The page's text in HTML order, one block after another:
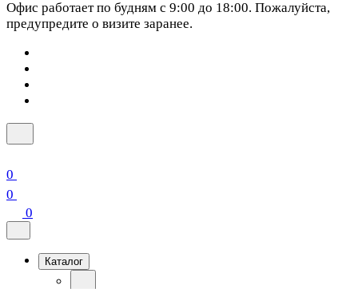
Офис работает по будням с 9:00 до 18:00. Пожалуйста,
предупредите о визите заранее.
0
0
0
Каталог